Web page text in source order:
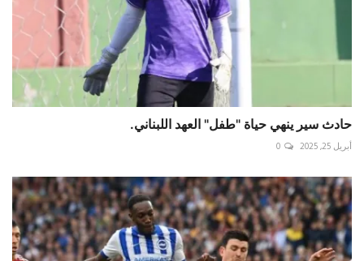
حادث سير ينهي حياة "طفل" العهد اللبناني.
أبريل 25, 2025 0